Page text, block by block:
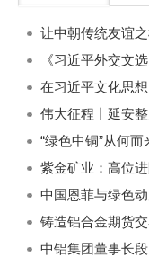
《习近平外交文
“绿色中铜”从何而
紫金矿业：高位
中国恩菲与绿色
铸造铝合金期货